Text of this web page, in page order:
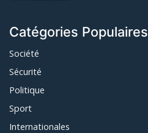
Catégories Populaires
Société
Sécurité
Politique
Sport
Internationales